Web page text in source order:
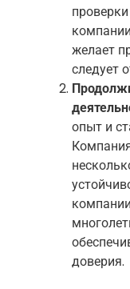
желает
следует
опыт и
доверия.